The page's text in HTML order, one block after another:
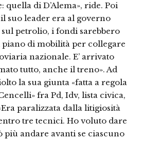
quella di D’Alema», ride. Poi
suo leader era al governo
sul petrolio, i fondi sarebbero
di mobilità per collegare
nazionale. E’ arrivato
tutto, anche il treno». Ad
la sua giunta «fatta a regola
fra Pd, Idv, lista civica,
paralizzata dalla litigiosità
tre tecnici. Ho voluto dare
più andare avanti se ciascuno